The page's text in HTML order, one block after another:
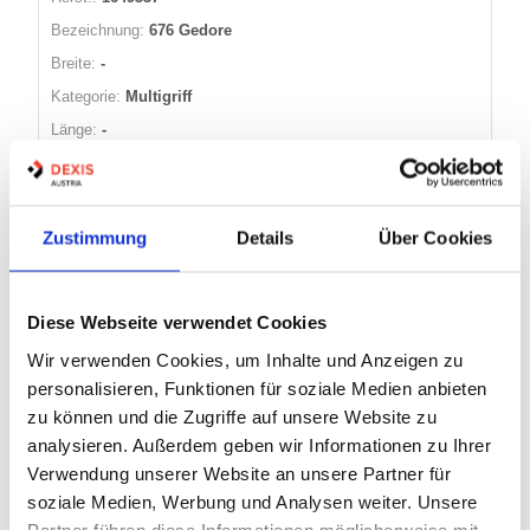
Zustimmung Details Über Cookies
Diese Webseite verwendet Cookies
Wir verwenden Cookies, um Inhalte und Anzeigen zu
personalisieren, Funktionen für soziale Medien anbieten
zu können und die Zugriffe auf unsere Website zu
analysieren. Außerdem geben wir Informationen zu Ihrer
Verwendung unserer Website an unsere Partner für
soziale Medien, Werbung und Analysen weiter. Unsere
Bezeichnung: 676 Gedore
Breite: -
Kategorie: Multigriff
Länge: -
Nicht auf Lager
SCHL/ISK/PH/PZ/TX/TXBO BC 30
UNIVERSAL WERA
Artikel Nr.:
EAN:
4013288115096